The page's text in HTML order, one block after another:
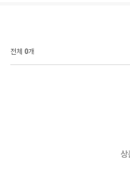
전체 0개
상